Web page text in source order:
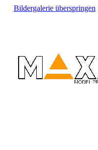
Bildergalerie überspringen